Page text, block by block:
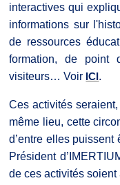
interactives qui
informations sur
de ressources
formation, de point
visiteurs… Voir ICI.
Ces activités
même lieu, cette
d’entre elles
Président
de ces activités soient